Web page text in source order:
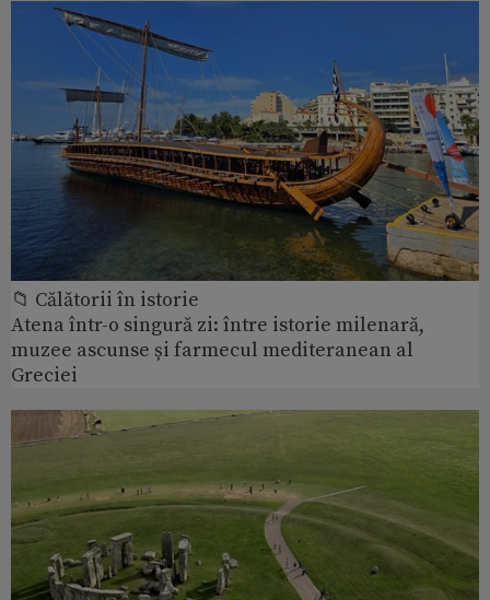
📁 Călătorii în istorie
Atena într-o singură zi: între istorie milenară,
muzee ascunse și farmecul mediteranean al
Greciei